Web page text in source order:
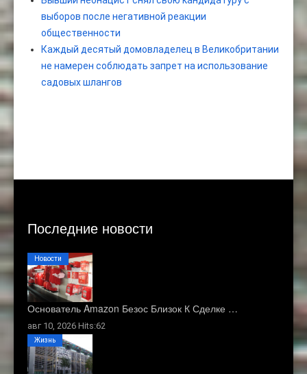
выборов после негативной реакции
общественности
Каждый десятый домовладелец в Великобритании
не намерен соблюдать запрет на использование
садовых шлангов
Последние новости
Основатель Amazon Безос Близок К Сделке …
авг 10, 2026 Hits:62
Новости
Жизнь